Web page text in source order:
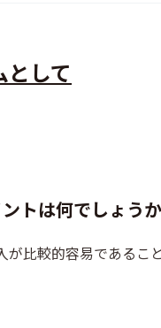
して
トは何でしょう
比較的容易であるこ